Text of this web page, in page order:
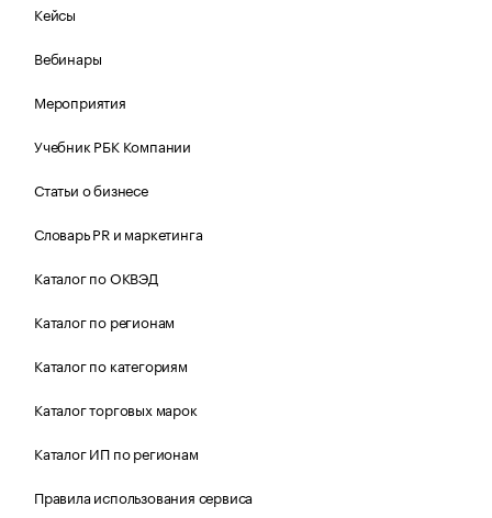
Кейсы
Вебинары
Мероприятия
Учебник РБК Компании
Статьи о бизнесе
Словарь PR и маркетинга
Каталог по ОКВЭД
Каталог по регионам
Каталог по категориям
Каталог торговых марок
Каталог ИП по регионам
Правила использования сервиса